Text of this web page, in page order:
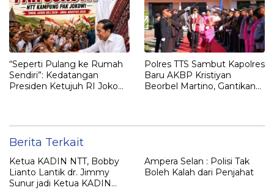
“Seperti Pulang ke Rumah
Sendiri”: Kedatangan
Presiden Ketujuh RI Joko
Polres TTS Sambut Kapolres
Baru AKBP Kristiyan
Beorbel Martino, Gantikan
Berita Terkait
Ketua KADIN NTT, Bobby
Lianto Lantik dr. Jimmy
Sunur jadi Ketua KADIN
Ampera Selan : Polisi Tak
Boleh Kalah dari Penjahat